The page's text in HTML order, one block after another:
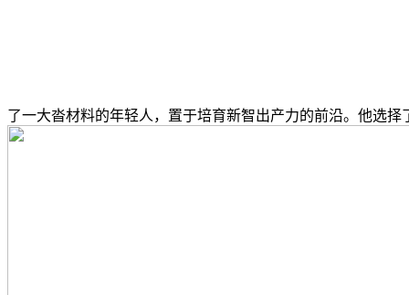
了一大沓材料的年轻人，置于培育新智出产力的前沿。他选择